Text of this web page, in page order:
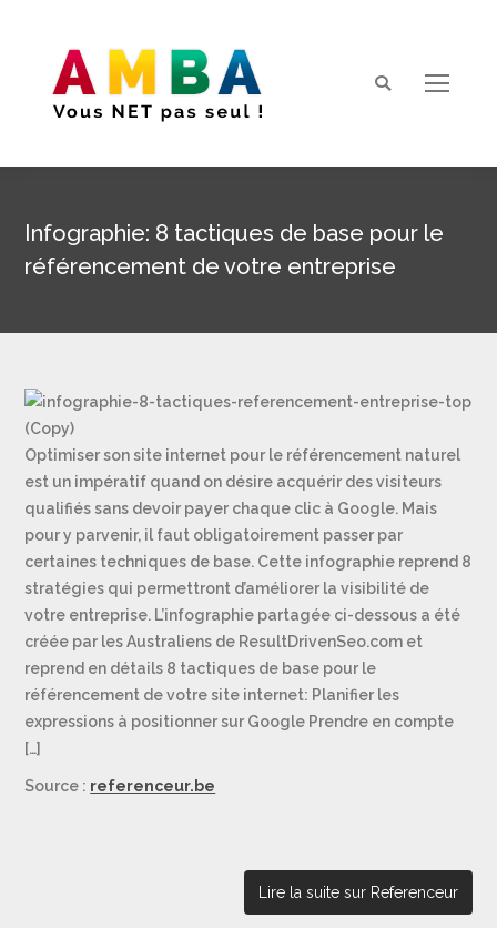
Search:
Infographie: 8 tactiques de base pour le
référencement de votre entreprise
Optimiser son site internet pour le référencement naturel
est un impératif quand on désire acquérir des visiteurs
qualifiés sans devoir payer chaque clic à Google. Mais
pour y parvenir, il faut obligatoirement passer par
certaines techniques de base. Cette infographie reprend 8
stratégies qui permettront d’améliorer la visibilité de
votre entreprise. L’infographie partagée ci-dessous a été
créée par les Australiens de ResultDrivenSeo.com et
reprend en détails 8 tactiques de base pour le
référencement de votre site internet: Planifier les
expressions à positionner sur Google Prendre en compte
[…]
Source : referenceur.be
Lire la suite sur Referenceur